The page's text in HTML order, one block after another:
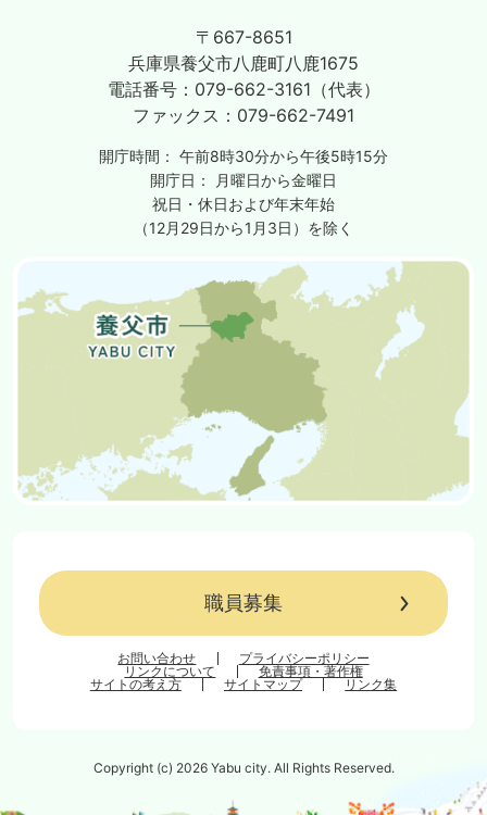
〒667-8651
兵庫県養父市八鹿町八鹿1675
電話番号： 079-662-3161（代表）
ファックス： 079-662-7491
開庁時間： 午前8時30分から午後5時15分
開庁日：
月曜日から金曜日
祝日・休日および年末年始
（12月29日から1月3日）を除く
職員募集
お問い合わせ
プライバシーポリシー
リンクについて
免責事項・著作権
サイトの考え方
サイトマップ リンク集
Copyright (c) 2026 Yabu city. All Rights Reserved.